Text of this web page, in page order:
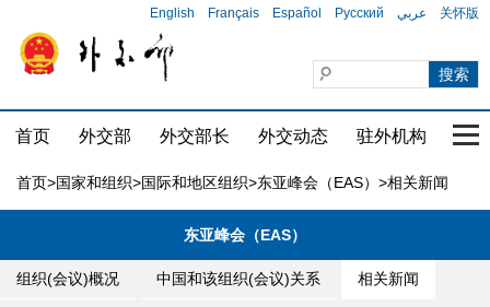
English Français Español Русский عربي 关怀版
首页 外交部 外交部长 外交动态 驻外机构 国
首页>国家和组织>国际和地区组织>东亚峰会（EAS） >相关新闻
东亚峰会（EAS）
组织(会议)概况 中国和该组织(会议)关系 相关新闻